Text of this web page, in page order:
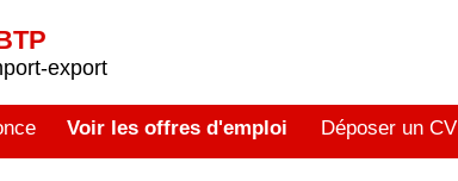
export
Voir les offres d'emploi Déposer un CV